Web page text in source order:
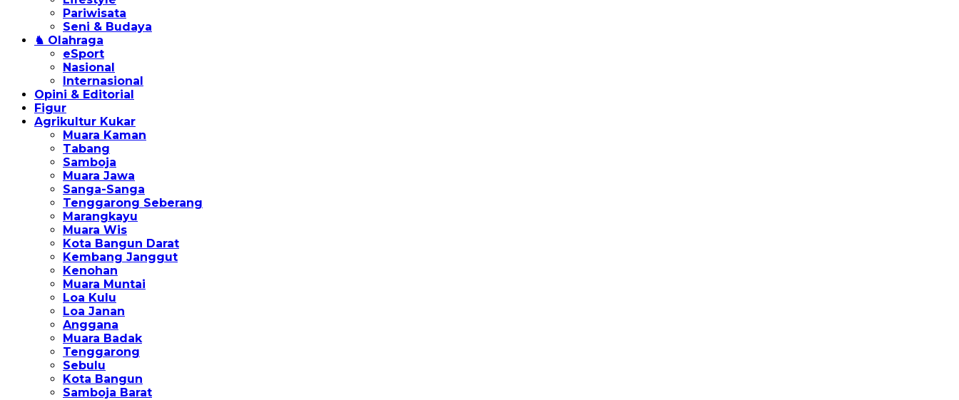
Pariwisata
Seni & Budaya
♞ Olahraga
eSport
Nasional
Internasional
Opini & Editorial
Figur
Agrikultur Kukar
Muara Kaman
Tabang
Samboja
Muara Jawa
Sanga-Sanga
Tenggarong Seberang
Marangkayu
Muara Wis
Kota Bangun Darat
Kembang Janggut
Kenohan
Muara Muntai
Loa Kulu
Loa Janan
Anggana
Muara Badak
Tenggarong
Sebulu
Kota Bangun
Samboja Barat